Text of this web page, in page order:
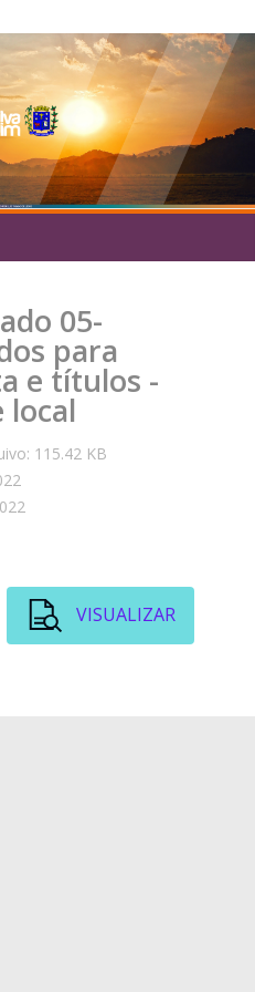
05-
para
e títulos -
local
115.42 KB
VISUALIZAR